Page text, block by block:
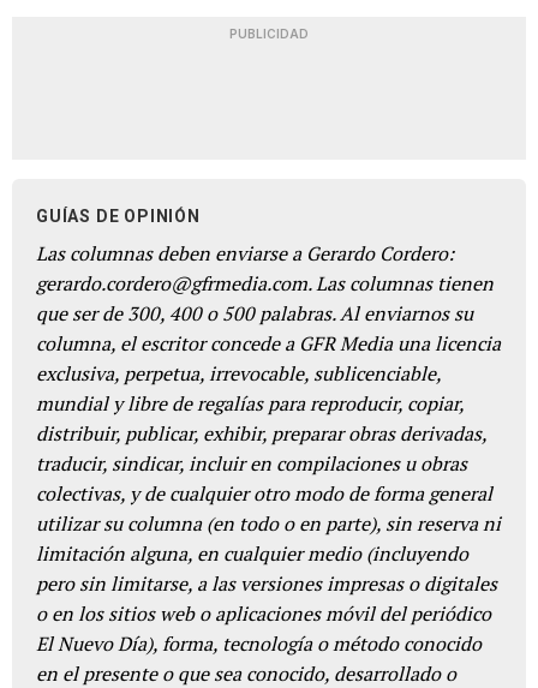
PUBLICIDAD
GUÍAS DE OPINIÓN
Las columnas deben enviarse a Gerardo Cordero:
gerardo.cordero@gfrmedia.com. Las columnas tienen
que ser de 300, 400 o 500 palabras. Al enviarnos su
columna, el escritor concede a GFR Media una licencia
exclusiva, perpetua, irrevocable, sublicenciable,
mundial y libre de regalías para reproducir, copiar,
distribuir, publicar, exhibir, preparar obras derivadas,
traducir, sindicar, incluir en compilaciones u obras
colectivas, y de cualquier otro modo de forma general
utilizar su columna (en todo o en parte), sin reserva ni
limitación alguna, en cualquier medio (incluyendo
pero sin limitarse, a las versiones impresas o digitales
o en los sitios web o aplicaciones móvil del periódico
El Nuevo Día), forma, tecnología o método conocido
en el presente o que sea conocido, desarrollado o